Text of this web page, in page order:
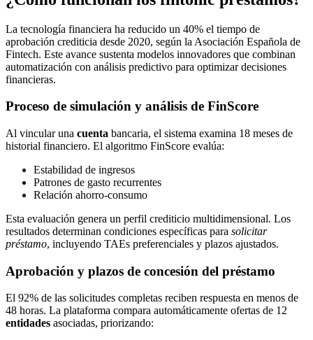
La tecnología financiera ha reducido un 40% el tiempo de
aprobación crediticia desde 2020, según la Asociación Española de
Fintech. Este avance sustenta modelos innovadores que combinan
automatización con análisis predictivo para optimizar decisiones
financieras.
Proceso de simulación y análisis de FinScore
Al vincular una cuenta bancaria, el sistema examina 18 meses de
historial financiero. El algoritmo FinScore evalúa:
Estabilidad de ingresos
Patrones de gasto recurrentes
Relación ahorro-consumo
Esta evaluación genera un perfil crediticio multidimensional. Los
resultados determinan condiciones específicas para solicitar
préstamo, incluyendo TAEs preferenciales y plazos ajustados.
Aprobación y plazos de concesión del préstamo
El 92% de las solicitudes completas reciben respuesta en menos de
48 horas. La plataforma compara automáticamente ofertas de 12
entidades asociadas, priorizando: